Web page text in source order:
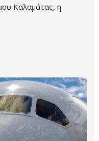
Καλαμάτας, η